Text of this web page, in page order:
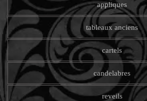
appliques
tableaux anciens
cartels
candelabres
reveils